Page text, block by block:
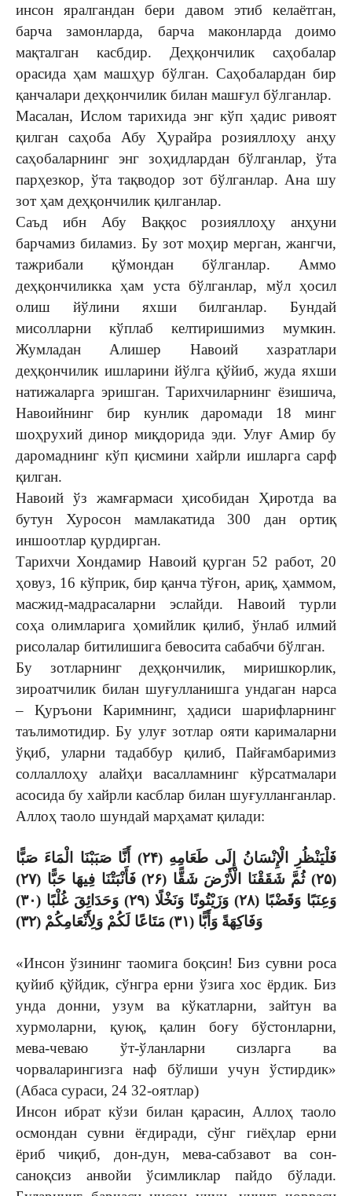
инсон яралгандан бери давом этиб келаётган,
барча замонларда, барча маконларда доимо
мақталган касбдир. Деҳқончилик саҳобалар
орасида ҳам машҳур бўлган. Саҳобалардан бир
қанчалари деҳқончилик билан машғул бўлганлар.
Масалан, Ислом тарихида энг кўп ҳадис ривоят
қилган саҳоба Абу Ҳурайра розияллоҳу анҳу
саҳобаларнинг энг зоҳидлардан бўлганлар, ўта
парҳезкор, ўта тақводор зот бўлганлар. Ана шу
зот ҳам деҳқончилик қилганлар.
Саъд ибн Абу Ваққос розияллоҳу анҳуни
барчамиз биламиз. Бу зот моҳир мерган, жангчи,
тажрибали қўмондан бўлганлар. Аммо
деҳқончиликка ҳам уста бўлганлар, мўл ҳосил
олиш йўлини яхши билганлар. Бундай
мисолларни кўплаб келтиришимиз мумкин.
Жумладан Алишер Навоий хазратлари
деҳқончилик ишларини йўлга қўйиб, жуда яхши
натижаларга эришган. Тарихчиларнинг ёзишича,
Навоийнинг бир кунлик даромади 18 минг
шоҳрухий динор миқдорида эди. Улуғ Амир бу
даромаднинг кўп қисмини хайрли ишларга сарф
қилган.
Навоий ўз жамғармаси ҳисобидан Ҳиротда ва
бутун Хуросон мамлакатида 300 дан ортиқ
иншоотлар қурдирган.
Тарихчи Хондамир Навоий қурган 52 работ, 20
ҳовуз, 16 кўприк, бир қанча тўғон, ариқ, ҳаммом,
масжид-мадрасаларни эслайди. Навоий турли
соҳа олимларига ҳомийлик қилиб, ўнлаб илмий
рисолалар битилишига бевосита сабабчи бўлган.
Бу зотларнинг деҳқончилик, миришкорлик,
зироатчилик билан шуғулланишга ундаган нарса
– Қуръони Каримнинг, ҳадиси шарифларнинг
таълимотидир. Бу улуғ зотлар ояти карималарни
ўқиб, уларни тадаббур қилиб, Пайғамбаримиз
соллаллоҳу алайҳи васалламнинг кўрсатмалари
асосида бу хайрли касблар билан шуғулланганлар.
Аллоҳ таоло шундай марҳамат қилади:
فَلْيَنْظُرِ الْإِنْسَانُ إِلَى طَعَامِهِ (۲۴) أَنَّا صَبَبْنَا الْمَاءَ صَبًّا
(۲۵) ثُمَّ شَقَقْنَا الْأَرْضَ شَقًّا (۲۶) فَأَنْبَتْنَا فِيهَا حَبًّا (۲۷)
وَعِنَبًا وَقَضْبًا (۲۸) وَزَيْتُونًا وَنَخْلًا (۲۹) وَحَدَائِقَ غُلْبًا (۳۰)
وَفَاكِهَةً وَأَبًّا (۳۱) مَتَاعًا لَكُمْ وَلِأَنْعَامِكُمْ (۳۲)
«Инсон ўзининг таомига боқсин! Биз сувни роса
қуйиб қўйдик, сўнгра ерни ўзига хос ёрдик. Биз
унда донни, узум ва кўкатларни, зайтун ва
хурмоларни, қуюқ, қалин боғу бўстонларни,
мева-чеваю ўт-ўланларни сизларга ва
чорваларингизга наф бўлиши учун ўстирдик»
(Абаса сураси, 24 32-оятлар)
Инсон ибрат кўзи билан қарасин, Аллоҳ таоло
осмондан сувни ёғдиради, сўнг гиёҳлар ерни
ёриб чиқиб, дон-дун, мева-сабзавот ва сон-
саноқсиз анвойи ўсимликлар пайдо бўлади.